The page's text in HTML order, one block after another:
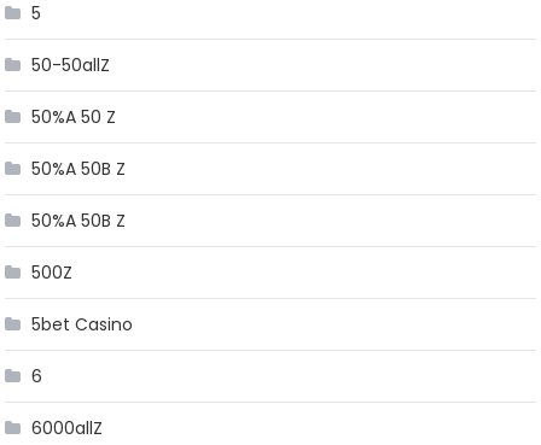
5
50-50allZ
50%A 50 Z
50%A 50B Z
50%A 50B Z
500Z
5bet Casino
6
6000allZ